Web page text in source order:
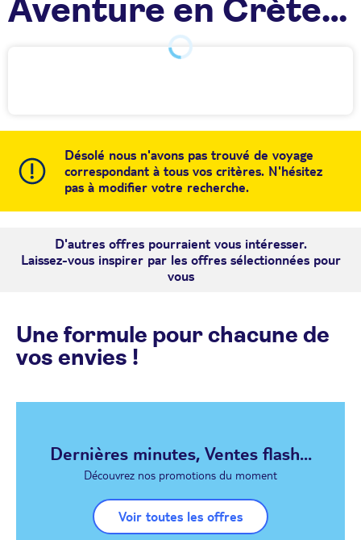
Aventure en Crète
Désolé nous n'avons pas trouvé de voyage
correspondant à tous vos critères. N'hésitez
pas à modifier votre recherche.
D'autres offres pourraient vous intéresser.
Laissez-vous inspirer par les offres sélectionnées pour
vous
Une formule pour chacune de
vos envies !
Dernières minutes, Ventes flash...
Découvrez nos promotions du moment
Voir toutes les offres